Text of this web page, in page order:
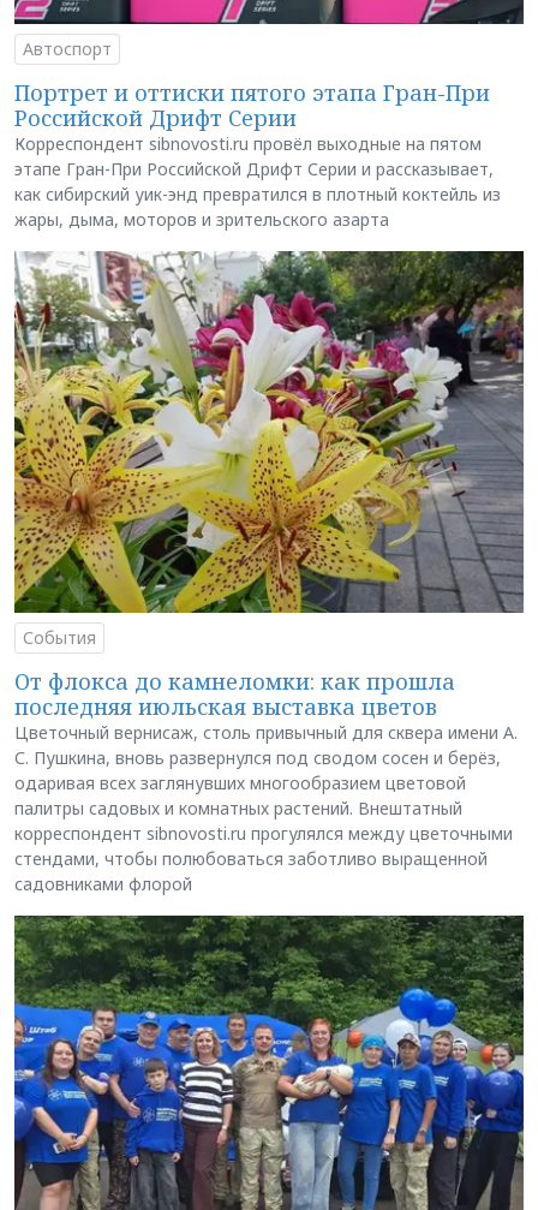
Автоспорт
Портрет и оттиски пятого этапа Гран-При
Российской Дрифт Серии
Корреспондент sibnovosti.ru провёл выходные на пятом
этапе Гран-При Российской Дрифт Серии и рассказывает,
как сибирский уик-энд превратился в плотный коктейль из
жары, дыма, моторов и зрительского азарта
События
От флокса до камнеломки: как прошла
последняя июльская выставка цветов
Цветочный вернисаж, столь привычный для сквера имени А.
С. Пушкина, вновь развернулся под сводом сосен и берёз,
одаривая всех заглянувших многообразием цветовой
палитры садовых и комнатных растений. Внештатный
корреспондент sibnovosti.ru прогулялся между цветочными
стендами, чтобы полюбоваться заботливо выращенной
садовниками флорой